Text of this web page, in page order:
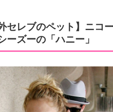
外セレブのペット】ニ
ーズーの「ハニー」